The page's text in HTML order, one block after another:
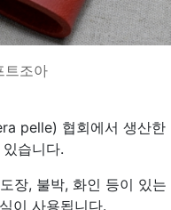
트조아
pelle) 협회에서 생산한
습니다.
장, 불박, 화인 등이 있는
이 사용됩니다.